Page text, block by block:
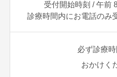
受付開始時刻 / 午前
診療時間内にお電話のみ
必ず診療
おかけく